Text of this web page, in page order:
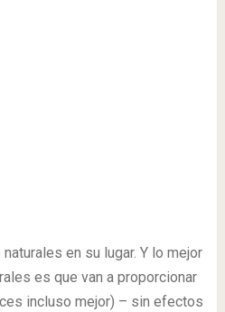
en su lugar. Y lo mejor
es que van a proporcionar
incluso mejor) – sin efectos